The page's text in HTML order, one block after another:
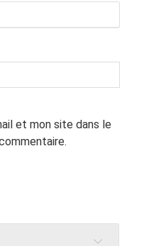
et mon site dans le